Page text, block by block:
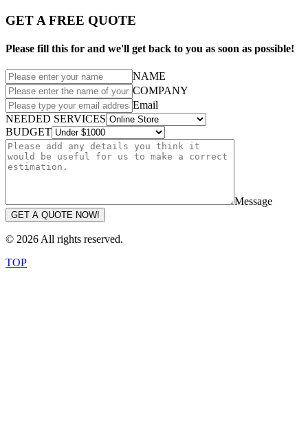
GET A FREE QUOTE
Please fill this for and we'll get back to you as soon as possible!
NAME
COMPANY
Email
NEEDED SERVICES
BUDGET
Message
GET A QUOTE NOW!
© 2026 All rights reserved.
TOP